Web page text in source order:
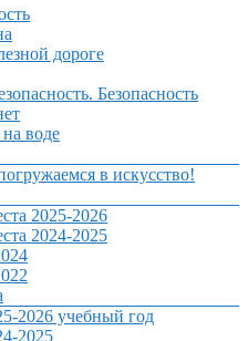
дороге
Безопасность
воде
в искусство!
2025-2026
2024-2025
2026 учебный год
2025